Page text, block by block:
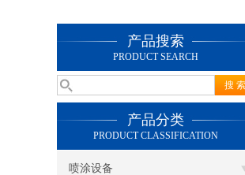
产品搜索
PRODUCT SEARCH
产品分类
PRODUCT CLASSIFICATION
喷涂设备